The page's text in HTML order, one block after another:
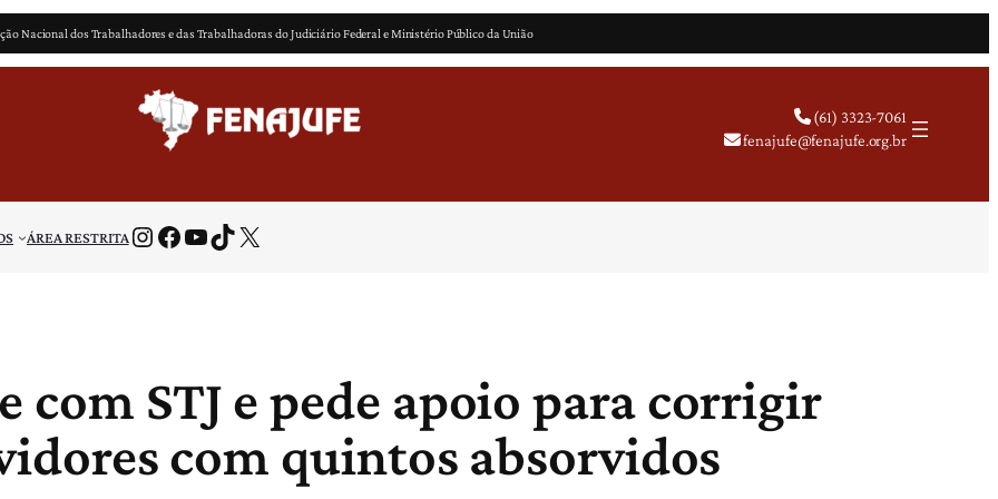
Nacional dos Trabalhadores e das Trabalhadoras do Judiciário Federal e Ministério Público da União
(61) 3323-7061
fenajufe@fenajufe.org.br
ÁREA RESTRITAInstagram Facebook Youtube TikTok X
com STJ e pede apoio para corrigir
com quintos absorvidos